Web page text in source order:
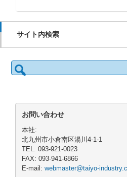
サイト内検索
検
索:
お問い合わせ
本社:
北九州市小倉南区湯川4-1-1
TEL: 093-921-0023
FAX: 093-941-6866
E-mail: webmaster@taiyo-